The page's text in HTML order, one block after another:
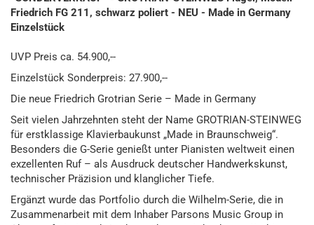
Friedrich FG 211, schwarz poliert - NEU - Made in Germany
Einzelstück
UVP Preis ca. 54.900,--
Einzelstück Sonderpreis: 27.900,--
Die neue Friedrich Grotrian Serie – Made in Germany
Seit vielen Jahrzehnten steht der Name GROTRIAN-STEINWEG
für erstklassige Klavierbaukunst „Made in Braunschweig“.
Besonders die G-Serie genießt unter Pianisten weltweit einen
exzellenten Ruf – als Ausdruck deutscher Handwerkskunst,
technischer Präzision und klanglicher Tiefe.
Ergänzt wurde das Portfolio durch die Wilhelm-Serie, die in
Zusammenarbeit mit dem Inhaber Parsons Music Group in